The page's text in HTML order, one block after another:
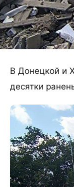
В Донецкой и
десятки